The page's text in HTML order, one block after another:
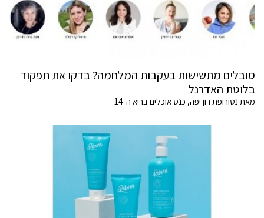
סובלים מתשישות בעקבות המלחמה? בדקו את תפקוד
בלוטת האדרנל
מאת נטורופת רון יפה, כנס אוכלים בריא ה-14